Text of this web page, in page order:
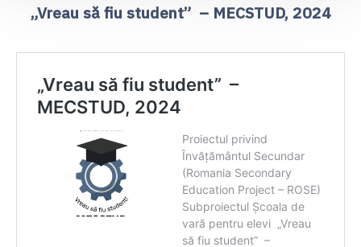
„Vreau să fiu student” – MECSTUD, 2024